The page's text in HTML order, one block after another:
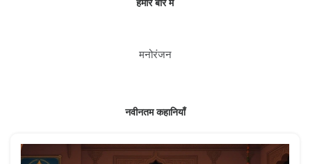
हमारे बारे में
मनोरंजन
नवीनतम कहानियाँ